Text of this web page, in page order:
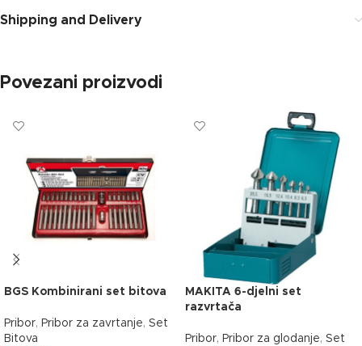
Shipping and Delivery
Povezani proizvodi
BGS Kombinirani set bitova
Pribor, Pribor za zavrtanje, Set
Bitova
MAKITA 6-djelni set
razvrtača
Pribor, Pribor za glodanje, Set